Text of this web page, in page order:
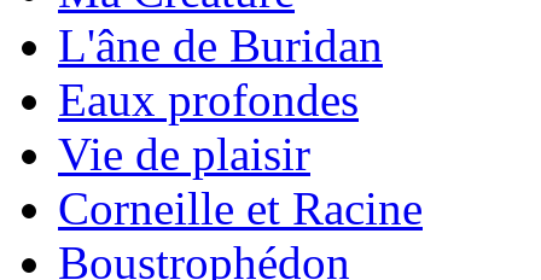
L'âne de Buridan
Eaux profondes
Vie de plaisir
Corneille et Racine
Boustrophédon